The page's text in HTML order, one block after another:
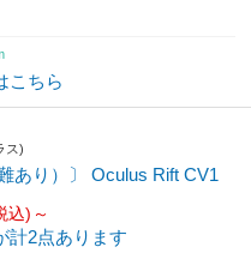
こちら
ス)
あり）〕 Oculus Rift CV1
込)～
計2点あります